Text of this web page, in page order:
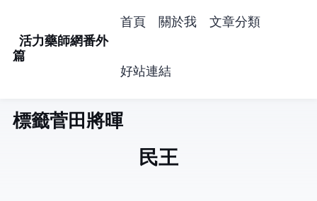
活力藥師網番外
篇
首頁 關於我 文章分類
好站連結
標籤: 菅田將暉 (1)
民王